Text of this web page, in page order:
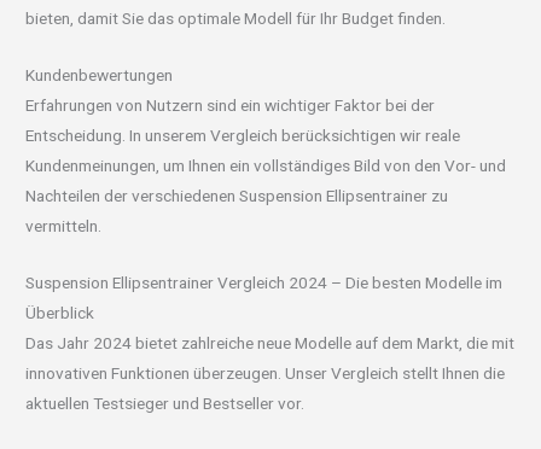
bieten, damit Sie das optimale Modell für Ihr Budget finden.
Kundenbewertungen
Erfahrungen von Nutzern sind ein wichtiger Faktor bei der
Entscheidung. In unserem Vergleich berücksichtigen wir reale
Kundenmeinungen, um Ihnen ein vollständiges Bild von den Vor- und
Nachteilen der verschiedenen Suspension Ellipsentrainer zu
vermitteln.
Suspension Ellipsentrainer Vergleich 2024 – Die besten Modelle im
Überblick
Das Jahr 2024 bietet zahlreiche neue Modelle auf dem Markt, die mit
innovativen Funktionen überzeugen. Unser Vergleich stellt Ihnen die
aktuellen Testsieger und Bestseller vor.